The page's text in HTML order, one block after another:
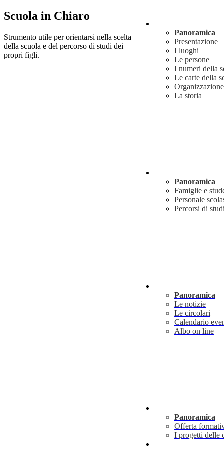
Panoramica
Presentazione
I luoghi
Le persone
I numeri della
Le carte della
Organizzazione
La storia
Panoramica
Famiglie e
Personale
Percorsi di
Panoramica
Le notizie
Le circolari
Calendario
Albo on line
Panoramica
Offerta
I progetti delle
Scuola in Chiaro
Strumento utile per orientarsi nella scelta
della scuola e del percorso di studi dei
propri figli.